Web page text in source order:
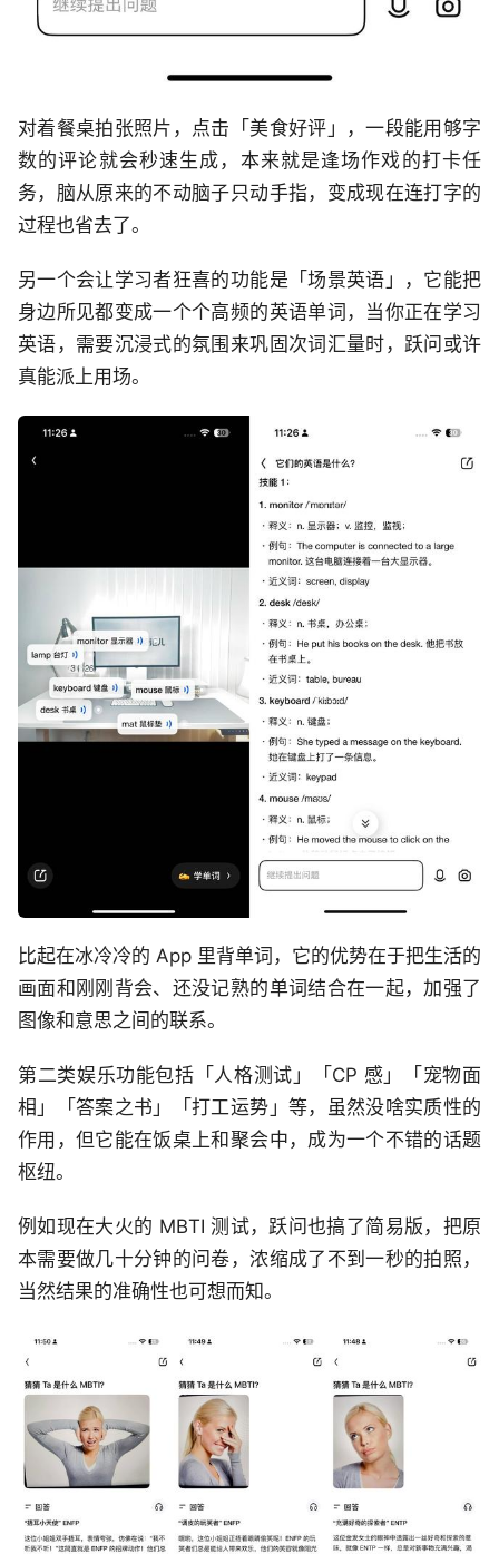
对着餐桌拍张照片，点击「美食好评」，一段能用够字
数的评论就会秒速生成，本来就是逢场作戏的打卡任
务，脑从原来的不动脑子只动手指，变成现在连打字的
过程也省去了。
另一个会让学习者狂喜的功能是「场景英语」，它能把
身边所见都变成一个个高频的英语单词，当你正在学习
英语，需要沉浸式的氛围来巩固次词汇量时，跃问或许
真能派上用场。
比起在冰冷冷的 App 里背单词，它的优势在于把生活的
画面和刚刚背会、还没记熟的单词结合在一起，加强了
图像和意思之间的联系。
第二类娱乐功能包括「人格测试」「CP 感」「宠物面
相」「答案之书」「打工运势」等，虽然没啥实质性的
作用，但它能在饭桌上和聚会中，成为一个不错的话题
枢纽。
例如现在大火的 MBTI 测试，跃问也搞了简易版，把原
本需要做几十分钟的问卷，浓缩成了不到一秒的拍照，
当然结果的准确性也可想而知。